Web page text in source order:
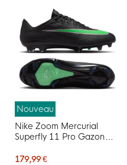
Nouveau
Nike Zoom Mercurial
Superfly 11 Pro Gazon
Foot (FG) Noir Vert Vif
179,99 €